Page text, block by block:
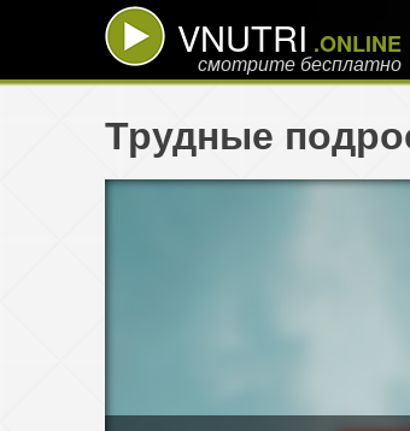
VNUTRI .ONLINE
смотрите бесплатно
Трудные